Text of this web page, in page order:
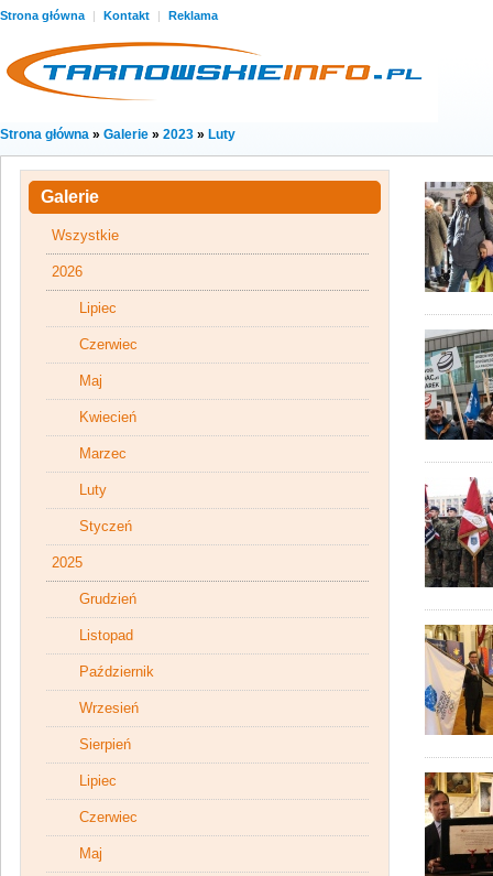
Strona główna | Kontakt | Reklama
Strona główna » Galerie » 2023 » Luty
Galerie
Wszystkie
2026
Lipiec
Czerwiec
Maj
Kwiecień
Marzec
Luty
Styczeń
2025
Grudzień
Listopad
Październik
Wrzesień
Sierpień
Lipiec
Czerwiec
Maj